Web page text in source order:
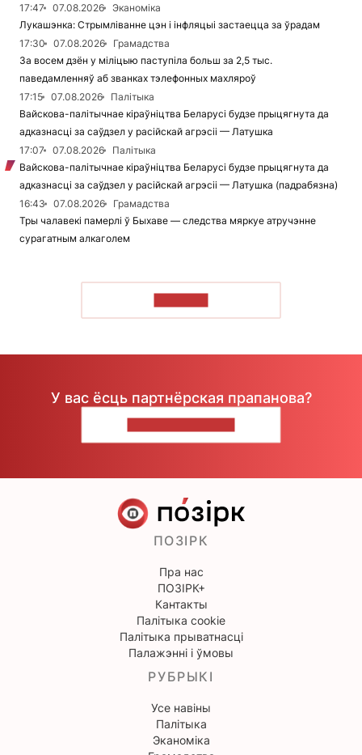
17:47
07.08.2026
Эканоміка
Лукашэнка: Стрымліванне цэн і інфляцыі застаецца за ўрадам
17:30
07.08.2026
Грамадства
За восем дзён у міліцыю паступіла больш за 2,5 тыс.
паведамленняў аб званках тэлефонных махляроў
17:15
07.08.2026
Палітыка
Вайскова-палітычнае кіраўніцтва Беларусі будзе прыцягнута да
адказнасці за саўдзел у расійскай агрэсіі — Латушка
17:07
07.08.2026
Палітыка
Вайскова-палітычнае кіраўніцтва Беларусі будзе прыцягнута да
адказнасці за саўдзел у расійскай агрэсіі — Латушка (падрабязна)
16:43
07.08.2026
Грамадства
Тры чалавекі памерлі ў Быхаве — следства мяркуе атручэнне
сурагатным алкаголем
У вас ёсць партнёрская прапанова?
ПОЗІРК
Пра нас
ПОЗІРК+
Кантакты
Палітыка cookie
Палітыка прыватнасці
Палажэнні і ўмовы
РУБРЫКІ
Усе навіны
Палітыка
Эканоміка